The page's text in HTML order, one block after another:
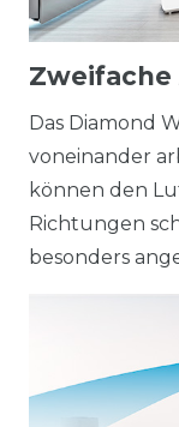
Das Diamond
voneinander
können den
Richtungen
besonders